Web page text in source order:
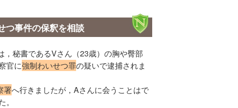
事件の保釈を相談
秘書であるVさん（23歳）の胸や臀部
官に強制わいせつ罪の疑いで逮捕されま
署へ行きましたが，Aさんに会うことはで